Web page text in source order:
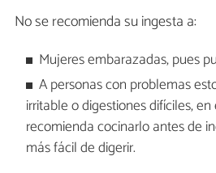
No se recomienda su ingesta a:
Mujeres embarazadas, pues
A personas con problemas
irritable o digestiones difíciles, en
recomienda cocinarlo antes de
más fácil de digerir.